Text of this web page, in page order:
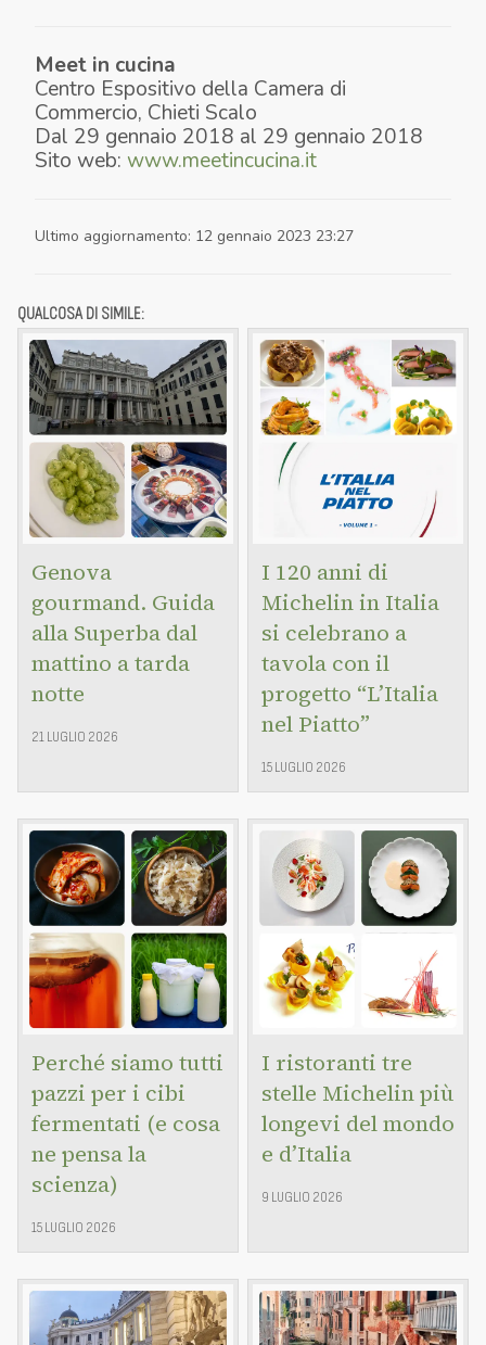
Meet in cucina
Centro Espositivo della Camera di
Commercio, Chieti Scalo
Dal 29 gennaio 2018 al 29 gennaio 2018
Sito web: www.meetincucina.it
Ultimo aggiornamento: 12 gennaio 2023 23:27
QUALCOSA DI SIMILE:
Genova
gourmand. Guida
alla Superba dal
mattino a tarda
notte
21 LUGLIO 2026
I 120 anni di
Michelin in Italia
si celebrano a
tavola con il
progetto “L’Italia
nel Piatto”
15 LUGLIO 2026
Perché siamo tutti
pazzi per i cibi
fermentati (e cosa
ne pensa la
scienza)
15 LUGLIO 2026
I ristoranti tre
stelle Michelin più
longevi del mondo
e d’Italia
9 LUGLIO 2026